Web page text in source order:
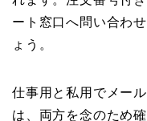
ート窓口へ問い合わ
ょう。
仕事用と私用でメー
は、両方を念のため